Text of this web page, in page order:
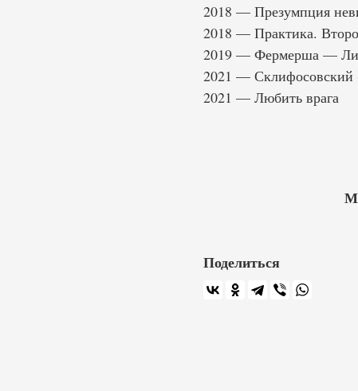
2018 — Презумпция
2018 — Практика.
2019 — Фермерша —
2021 — Склифосовский
2021 — Любить врага
Поделиться